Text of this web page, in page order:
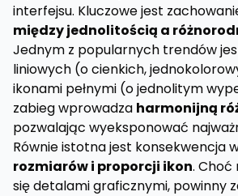
interfejsu. Kluczowe jest
między jednolitością a
Jednym z popularnych trendów
liniowych (o cienkich,
ikonami pełnymi (o jednolitym
zabieg wprowadza harmonijną
pozwalając wyeksponować
Równie istotna jest konsekwencja
rozmiarów i proporcji ikon. Choć
się detalami graficznymi, powinny